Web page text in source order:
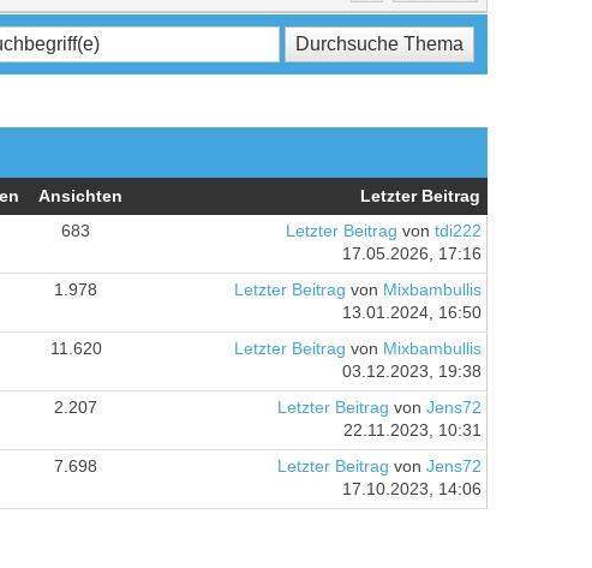
Ansichten Letzter Beitrag
683 Letzter Beitrag von tdi222
17.05.2026, 17:16
1.978 Letzter Beitrag von Mixbambullis
13.01.2024, 16:50
11.620 Letzter Beitrag von Mixbambullis
03.12.2023, 19:38
2.207 Letzter Beitrag von Jens72
22.11.2023, 10:31
7.698 Letzter Beitrag von Jens72
17.10.2023, 14:06